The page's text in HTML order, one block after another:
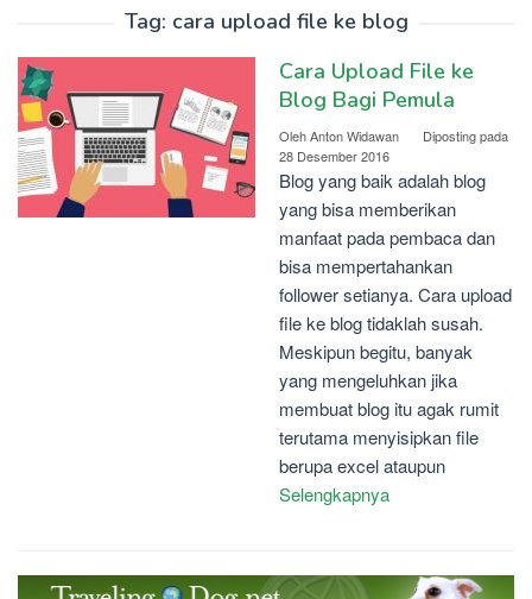
Tag: cara upload file ke blog
Cara Upload File ke
Blog Bagi Pemula
OlehAnton Widawan
Diposting pada
28 Desember 2016
Blog yang baik adalah blog
yang bisa memberikan
manfaat pada pembaca dan
bisa mempertahankan
follower setianya. Cara upload
file ke blog tidaklah susah.
Meskipun begitu, banyak
yang mengeluhkan jika
membuat blog itu agak rumit
terutama menyisipkan file
berupa excel ataupun
Selengkapnya